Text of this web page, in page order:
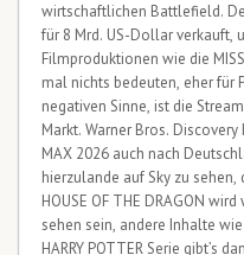
wirtschaftlichen Battlefield.
für 8 Mrd. US-Dollar verkauft,
Filmproduktionen wie die
mal nichts bedeuten, eher für
negativen Sinne, ist die
Markt. Warner Bros.
MAX 2026 auch nach
hierzulande auf Sky zu
HOUSE OF THE DRAGON
sehen sein, andere Inhalte
HARRY POTTER Serie gibt’s